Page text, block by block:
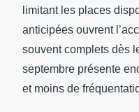
limitant les places
anticipées ouvrent
souvent complets dès
septembre présente
et moins de